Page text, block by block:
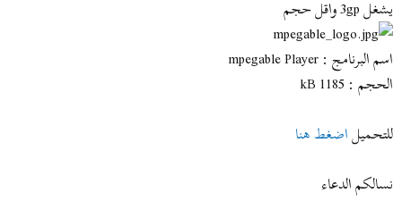
يشغل 3gp واقل حجم
اسم البرنامج : mpegable Player
الحجم : 1185 kB
للتحميلاضغط هنا
نسالكم الدعاء